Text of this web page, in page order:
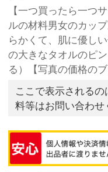
【一つ買ったら一つ
ルの材料男女のカッ
らかくて、肌に優し
の大きなタオルのピ
る）【写真の価格の
ここで表示される
料等はお問い合わせ